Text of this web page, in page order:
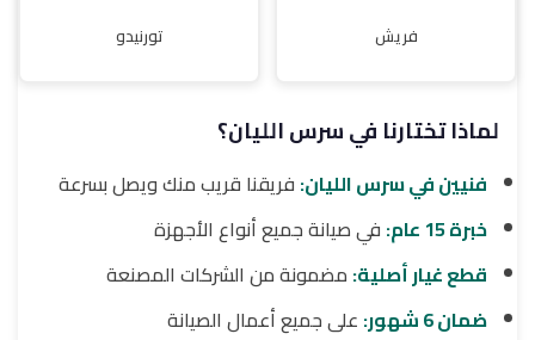
فريش تورنيدو
لماذا تختارنا في سرس الليان؟
فنيين في سرس الليان: فريقنا قريب منك ويصل بسرعة
خبرة 15 عام:
في صيانة جميع أنواع الأجهزة
قطع غيار أصلية: مضمونة من الشركات المصنعة
ضمان 6 شهور:
على جميع أعمال الصيانة